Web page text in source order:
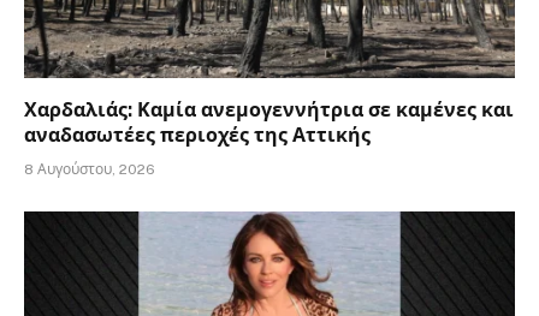
Χαρδαλιάς: Καμία ανεμογεννήτρια σε καμένες και
αναδασωτέες περιοχές της Αττικής
8 Αυγούστου, 2026